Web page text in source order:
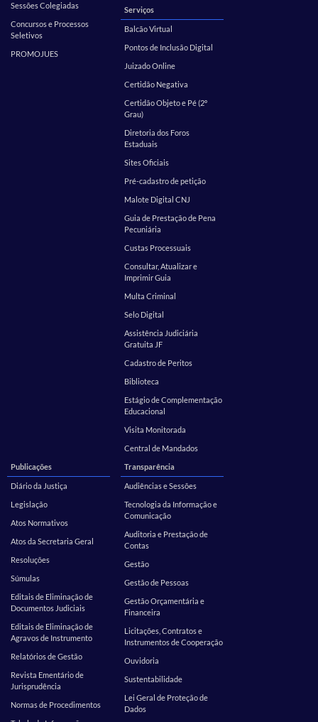
Sessões Colegiadas
Concursos e Processos
Seletivos
PROMOJUES
Serviços
Balcão Virtual
Pontos de Inclusão Digital
Juizado Online
Certidão Negativa
Certidão Objeto e Pé (2º
Grau)
Diretoria dos Foros
Estaduais
Sites Oficiais
Pré-cadastro de petição
Malote Digital CNJ
Guia de Prestação de Pena
Pecuniária
Custas Processuais
Consultar, Atualizar e
Imprimir Guia
Multa Criminal
Selo Digital
Assistência Judiciária
Gratuita JF
Cadastro de Peritos
Biblioteca
Estágio de Complementação
Educacional
Visita Monitorada
Central de Mandados
Publicações
Diário da Justiça
Legislação
Atos Normativos
Atos da Secretaria Geral
Resoluções
Súmulas
Editais de Eliminação de
Documentos Judiciais
Editais de Eliminação de
Agravos de Instrumento
Relatórios de Gestão
Revista Ementário de
Jurisprudência
Normas de Procedimentos
Transparência
Audiências e Sessões
Tecnologia da Informação e
Comunicação
Auditoria e Prestação de
Contas
Gestão
Gestão de Pessoas
Gestão Orçamentária e
Financeira
Licitações, Contratos e
Instrumentos de Cooperação
Ouvidoria
Sustentabilidade
Lei Geral de Proteção de
Dados